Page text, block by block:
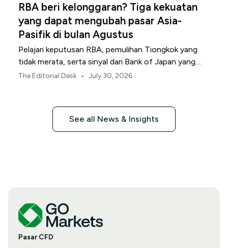
RBA beri kelonggaran? Tiga kekuatan
yang dapat mengubah pasar Asia-
Pasifik di bulan Agustus
Pelajari keputusan RBA, pemulihan Tiongkok yang
tidak merata, serta sinyal dari Bank of Japan yang
membentuk pasar, mata uang, dan risiko regional
The Editorial Desk • July 30, 2026
See all News & Insights
Pasar CFD